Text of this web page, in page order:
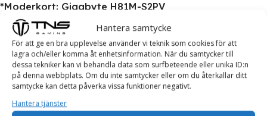
Hantera samtycke
För att ge en bra upplevelse använder vi teknik som cookies för att
lagra och/eller komma åt enhetsinformation. När du samtycker till
dessa tekniker kan vi behandla data som surfbeteende eller unika ID:n
på denna webbplats. Om du inte samtycker eller om du återkallar ditt
samtycke kan detta påverka vissa funktioner negativt.
Hantera tjänster
*Moderkort: Gigabyte H81M-S2PV
Datorn är ny installerad med:
Windows 11 Pro 64
Drivrutiner = Klar att börja användas!